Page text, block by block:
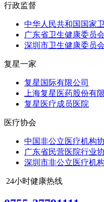
行政监督
中华人民共和国国家
广东省卫生健康委员会
深圳市卫生健康委员会
复星一家
复星国际有限公司
上海复星医药股份有
复星医疗成员医院
医疗协会
中国非公立医疗机构
广东省民营医院行业
深圳市非公立医疗机
24小时健康热线